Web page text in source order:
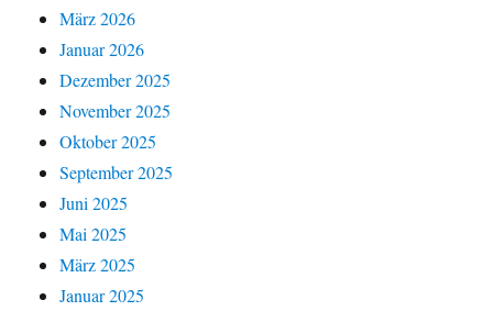
März 2026
Januar 2026
Dezember 2025
November 2025
Oktober 2025
September 2025
Juni 2025
Mai 2025
März 2025
Januar 2025